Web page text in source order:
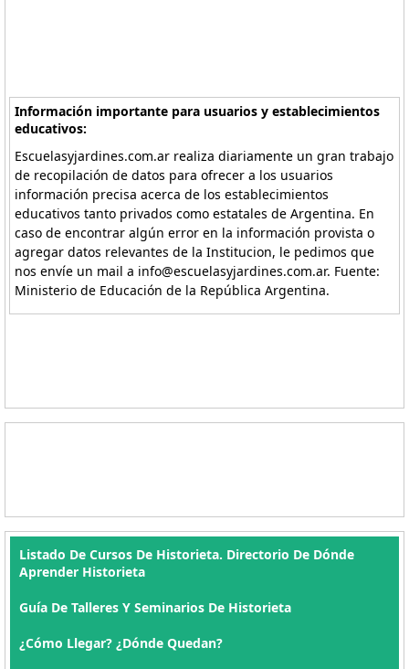
Información importante para usuarios y establecimientos
educativos:
Escuelasyjardines.com.ar realiza diariamente un gran trabajo
de recopilación de datos para ofrecer a los usuarios
información precisa acerca de los establecimientos
educativos tanto privados como estatales de Argentina. En
caso de encontrar algún error en la información provista o
agregar datos relevantes de la Institucion, le pedimos que
nos envíe un mail a info@escuelasyjardines.com.ar. Fuente:
Ministerio de Educación de la República Argentina.
Listado De Cursos De Historieta. Directorio De Dónde
Aprender Historieta
Guía De Talleres Y Seminarios De Historieta
¿Cómo Llegar? ¿Dónde Quedan?